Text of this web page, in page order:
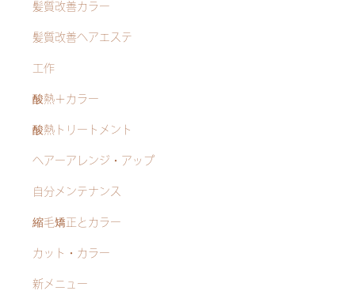
髪質改善カラー
髪質改善ヘアエステ
工作
酸熱＋カラー
酸熱トリートメント
ヘアーアレンジ・アップ
自分メンテナンス
縮毛矯正とカラー
カット・カラー
新メニュー